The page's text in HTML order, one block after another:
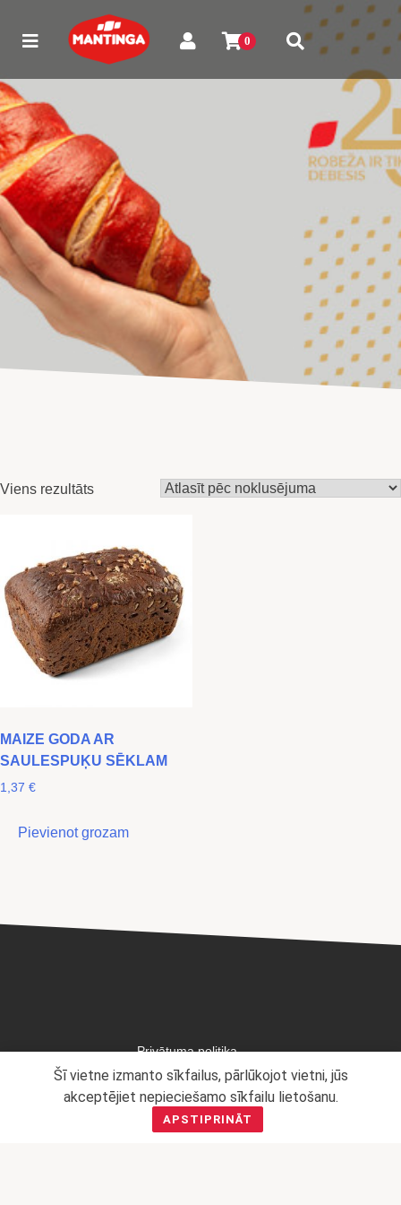
Viens rezultāts
MAIZE GODA AR
SAULESPUĶU SĒKLAM
1,37 €
Pievienot grozam
Šī vietne izmanto sīkfailus, pārlūkojot vietni, jūs
akceptējiet nepieciešamo sīkfailu lietošanu.
APSTIPRINĀT
Privātuma politika
Mārketinga politika